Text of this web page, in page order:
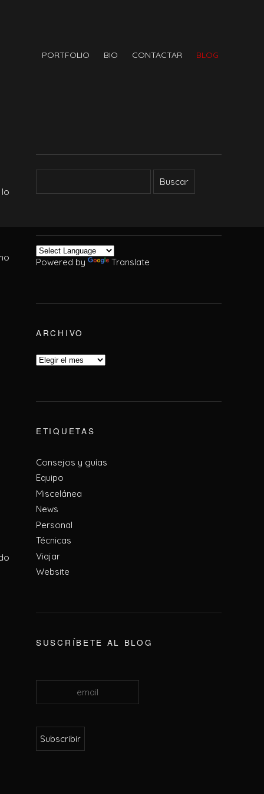
PORTFOLIO BIO CONTACTAR BLOG
Powered by Translate
ARCHIVO
ETIQUETAS
Consejos y guías
Equipo
Miscelánea
News
Personal
Técnicas
Viajar
Website
SUSCRÍBETE AL BLOG